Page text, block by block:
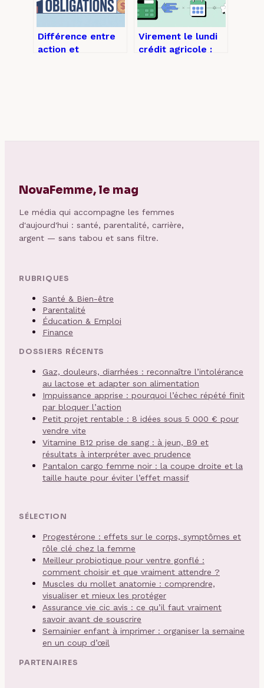
Différence entre
action et
Virement le lundi
crédit agricole :
NovaFemme, le mag
Le média qui accompagne les femmes
d'aujourd'hui : santé, parentalité, carrière,
argent — sans tabou et sans filtre.
RUBRIQUES
Santé & Bien-être
Parentalité
Éducation & Emploi
Finance
DOSSIERS RÉCENTS
Gaz, douleurs, diarrhées : reconnaître l’intolérance
au lactose et adapter son alimentation
Impuissance apprise : pourquoi l’échec répété finit
par bloquer l’action
Petit projet rentable : 8 idées sous 5 000 € pour
vendre vite
Vitamine B12 prise de sang : à jeun, B9 et
résultats à interpréter avec prudence
Pantalon cargo femme noir : la coupe droite et la
taille haute pour éviter l’effet massif
SÉLECTION
Progestérone : effets sur le corps, symptômes et
rôle clé chez la femme
Meilleur probiotique pour ventre gonflé :
comment choisir et que vraiment attendre ?
Muscles du mollet anatomie : comprendre,
visualiser et mieux les protéger
Assurance vie cic avis : ce qu’il faut vraiment
savoir avant de souscrire
Semainier enfant à imprimer : organiser la semaine
en un coup d’œil
PARTENAIRES